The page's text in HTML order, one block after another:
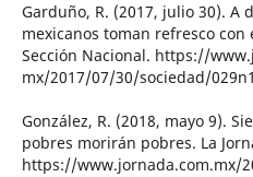
Garduño, R. (2017, julio 30). A
mexicanos toman refresco con
Sección Nacional. https://
mx/2017/07/30/sociedad/
González, R. (2018, mayo 9).
pobres morirán pobres. La
https://www.jornada.com.mx/